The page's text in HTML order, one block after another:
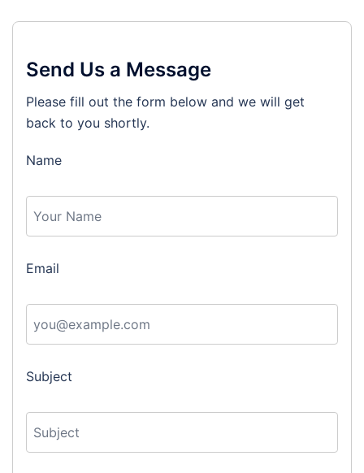
Send Us a Message
Please fill out the form below and we will get
back to you shortly.
Name
Email
Subject